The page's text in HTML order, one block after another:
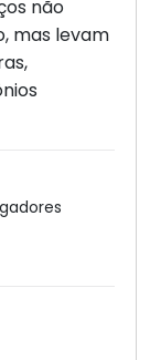
não
mas levam